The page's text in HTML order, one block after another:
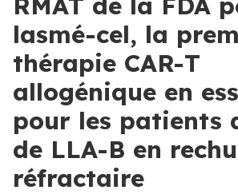
lasmé-cel, la
thérapie CAR-T
allogénique en
pour les patients
de LLA-B en
réfractaire